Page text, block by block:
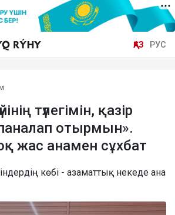
ҚАЗ РУС
түлегімін, қазір
паналап отырмын».
жас анамен сұхбат
көбі - азаматтық некеде ана